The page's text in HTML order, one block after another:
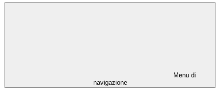
Menu di
navigazione